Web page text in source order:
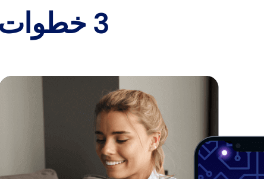
3 خطوات سهلة للبدء